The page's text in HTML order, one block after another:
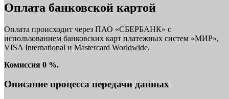
Оплата банковской картой
Оплата происходит через ПАО «СБЕРБАНК» с
использованием банковских карт платежных систем «МИР»,
VISA International и Mastercard Worldwide.
Комиссия 0 %.
Описание процесса передачи данных